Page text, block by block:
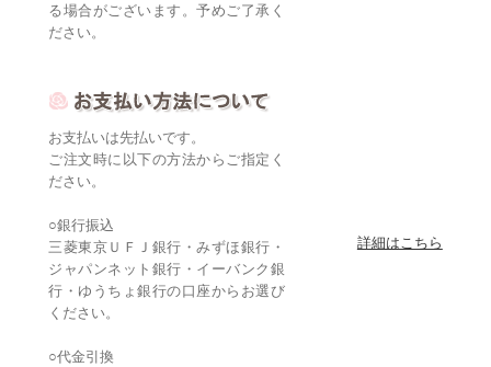
る場合がございます。予めご了承く
ださい。
お支払いは先払いです。
ご注文時に以下の方法からご指定く
ださい。
○銀行振込
三菱東京ＵＦＪ銀行・みずほ銀行・
ジャパンネット銀行・イーバンク銀
行・ゆうちょ銀行の口座からお選び
ください。
○代金引換
詳細はこちら